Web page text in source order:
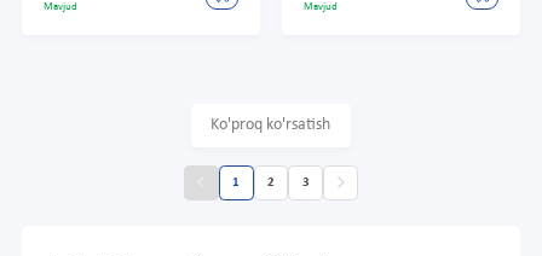
Mavjud Mavjud
Ko'proq ko'rsatish
1 2 3